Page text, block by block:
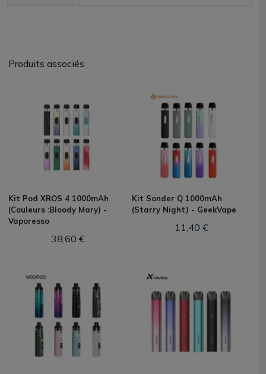
Produits associés
Kit Pod XROS 4 1000mAh
(Couleurs :Bloody Mary) -
Vaporesso
38,60 €
Kit Sonder Q 1000mAh
(Starry Night) - GeekVape
11,40 €